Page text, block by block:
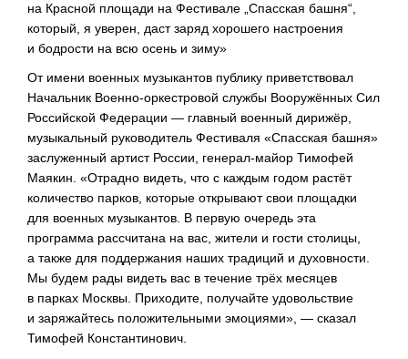
на Красной площади на Фестивале „Спасская башня“,
который, я уверен, даст заряд хорошего настроения
и бодрости на всю осень и зиму»
От имени военных музыкантов публику приветствовал
Начальник Военно-оркестровой службы Вооружённых Сил
Российской Федерации — главный военный дирижёр,
музыкальный руководитель Фестиваля «Спасская башня»
заслуженный артист России, генерал-майор Тимофей
Маякин. «Отрадно видеть, что с каждым годом растёт
количество парков, которые открывают свои площадки
для военных музыкантов. В первую очередь эта
программа рассчитана на вас, жители и гости столицы,
а также для поддержания наших традиций и духовности.
Мы будем рады видеть вас в течение трёх месяцев
в парках Москвы. Приходите, получайте удовольствие
и заряжайтесь положительными эмоциями», — сказал
Тимофей Константинович.